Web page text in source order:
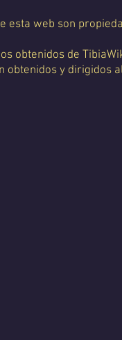
esta web son
obtenidos de
obtenidos y dirigidos